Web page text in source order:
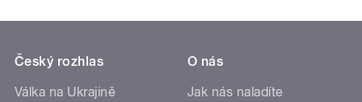
Český rozhlas
Válka na Ukrajině
O nás
Jak nás naladíte